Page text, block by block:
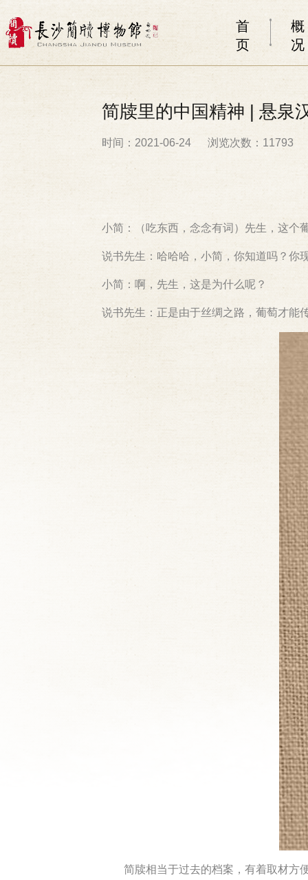
首
页
概
况
简牍里的中国精神 | 悬泉
时间：2021-06-24 浏览次数：11793
小简：（吃东西，念念有词）先生，这个
说书先生：哈哈哈，小简，你知道吗？你
小简：啊，先生，这是为什么呢？
说书先生：正是由于丝绸之路，葡萄才能
简牍相当于过去的档案，有着取材方